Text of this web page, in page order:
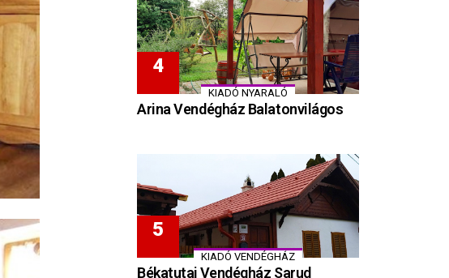
KIADÓ NYARALÓ
Arina Vendégház Balatonvilágos
KIADÓ VENDÉGHÁZ
Békatutaj Vendégház Sarud